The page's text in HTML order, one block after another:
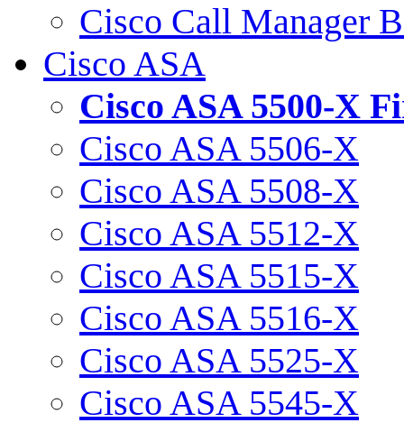
Cisco Call Manager
Cisco ASA
Cisco ASA 5500-X
Cisco ASA 5506-X
Cisco ASA 5508-X
Cisco ASA 5512-X
Cisco ASA 5515-X
Cisco ASA 5516-X
Cisco ASA 5525-X
Cisco ASA 5545-X